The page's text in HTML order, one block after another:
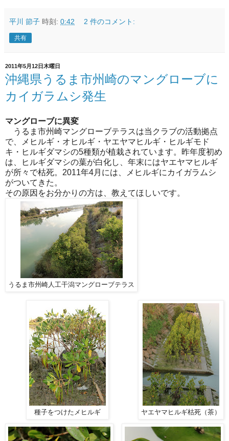
平川 節子 時刻: 0:42 2 件のコメント:
共有
2011年5月12日木曜日
沖縄県うるま市州崎のマングローブに
カイガラムシ発生
マングローブに異変
うるま市州崎マングローブテラスは当クラブの活動拠点
で、メヒルギ・オヒルギ・ヤエヤマヒルギ・ヒルギモド
キ・ヒルギダマシの5種類が植栽されています。昨年度初め
は、ヒルギダマシの葉が白化し、年末にはヤエヤマヒルギ
が所々で枯死。2011年4月には、メヒルギにカイガラムシ
がついてきた。
その原因をお分かりの方は、教えてほしいです。
うるま市州崎人工干潟マングローブテラス
ヤエヤマヒルギ枯死（茶）
種子をつけたメヒルギ